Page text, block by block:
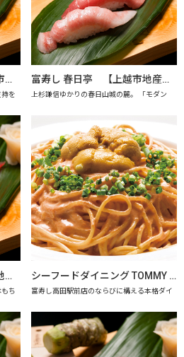
富寿し 高田駅前店 【上越市地産地消の店認定店】
を
富寿し 春日亭 【上越市地産地消の店認定店】
上杉謙信ゆかりの春日山城の麓。 「モダン
富寿し 直江津店 【上越市地産地消の店認定店】
ち
シーフードダイニング TOMMY SAY 【上越市地産地消推進の店認定店】
富寿し高田駅前店のならびに構える本格ダイ